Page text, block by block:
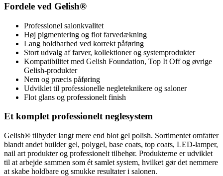
Fordele ved Gelish®
Professionel salonkvalitet
Høj pigmentering og flot farvedækning
Lang holdbarhed ved korrekt påføring
Stort udvalg af farver, kollektioner og systemprodukter
Kompatibilitet med Gelish Foundation, Top It Off og øvrige
Gelish-produkter
Nem og præcis påføring
Udviklet til professionelle negleteknikere og saloner
Flot glans og professionelt finish
Et komplet professionelt neglesystem
Gelish® tilbyder langt mere end blot gel polish. Sortimentet omfatter
blandt andet builder gel, polygel, base coats, top coats, LED-lamper,
nail art produkter og professionelt tilbehør. Produkterne er udviklet
til at arbejde sammen som ét samlet system, hvilket gør det nemmere
at skabe holdbare og smukke resultater i salonen.